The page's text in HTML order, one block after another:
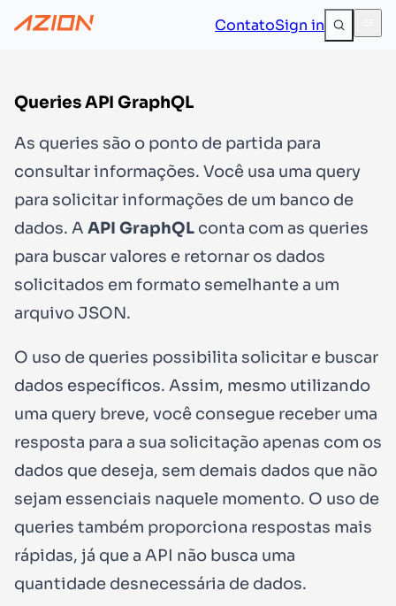
ContatoSign in
Queries API GraphQL
As queries são o ponto de partida para
consultar informações. Você usa uma query
para solicitar informações de um banco de
dados. A API GraphQL conta com as queries
para buscar valores e retornar os dados
solicitados em formato semelhante a um
arquivo JSON.
O uso de queries possibilita solicitar e buscar
dados específicos. Assim, mesmo utilizando
uma query breve, você consegue receber uma
resposta para a sua solicitação apenas com os
dados que deseja, sem demais dados que não
sejam essenciais naquele momento. O uso de
queries também proporciona respostas mais
rápidas, já que a API não busca uma
quantidade desnecessária de dados.